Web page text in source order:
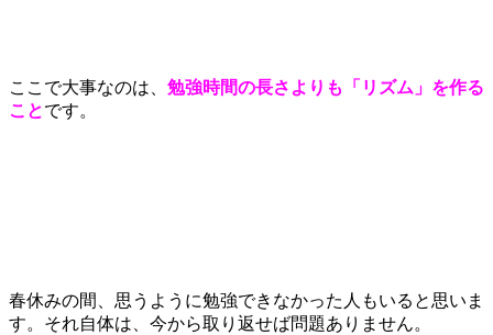
ここで大事なのは、 勉強時間の長さよりも「リズム」を作る
ことです。
春休みの間、思うように勉強できなかった人もいると思いま
す。それ自体は、今から取り返せば問題ありません。